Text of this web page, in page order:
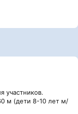
участников.
м (дети 8-10 лет м/